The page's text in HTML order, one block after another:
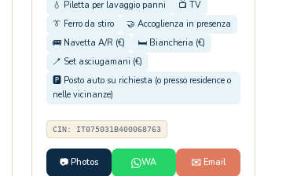
💧 Piletta per lavaggio panni
📺 TV
👔 Ferro da stiro
🤝 Accoglienza in presenza
🚌 Navetta A/R (€)
🛏️ Biancheria (€)
🪥 Set asciugamani (€)
🅿️ Posto auto su richiesta (o presso residence o
nelle vicinanze)
CIN: IT075031B400068763
📷 Photos WA ✉️ Email